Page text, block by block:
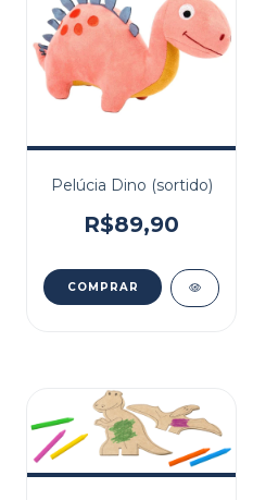
Pelúcia Dino (sortido)
R$89,90